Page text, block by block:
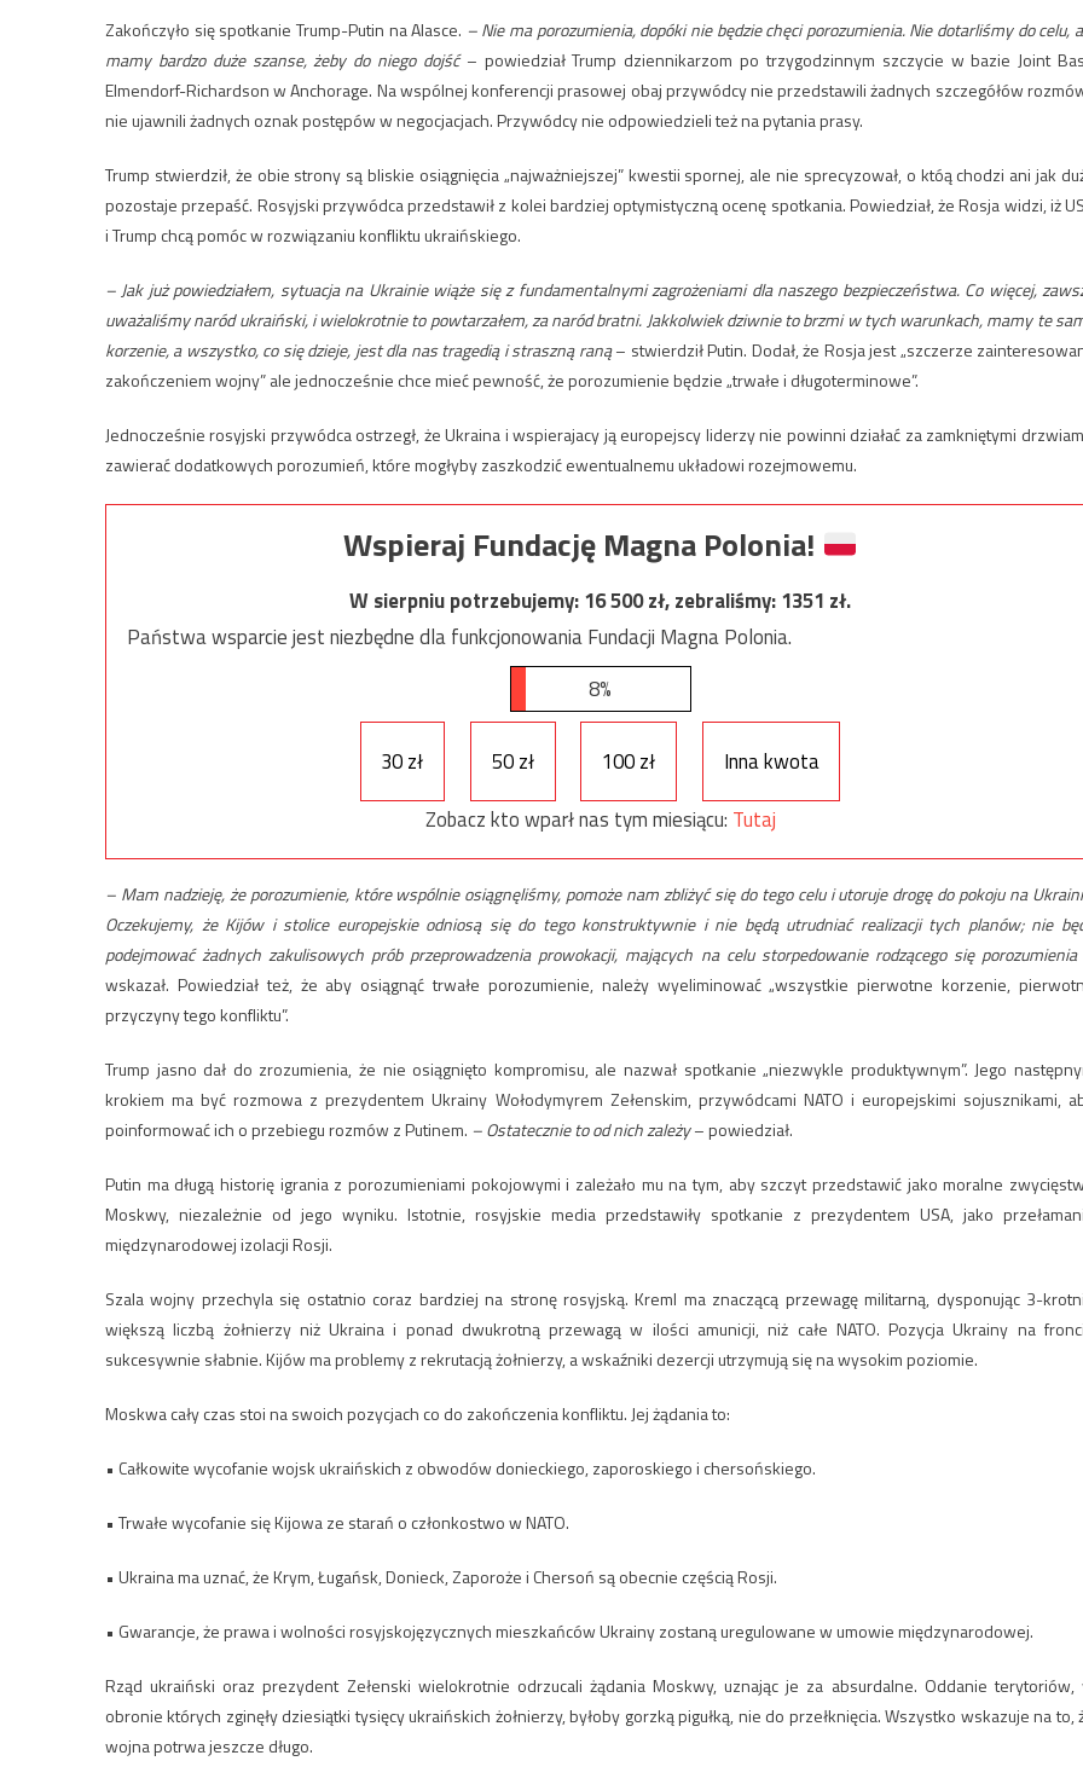
Zakończyło się spotkanie Trump-Putin na Alasce. – Nie ma porozumienia, dopóki nie będzie chęci porozumienia. Nie dotarliśmy do celu,
mamy bardzo duże szanse, żeby do niego dojść– powiedział Trump dziennikarzom po trzygodzinnym szczycie w bazie Joint
Elmendorf-Richardson w Anchorage. Na wspólnej konferencji prasowej obaj przywódcy nie przedstawili żadnych szczegółów
nie ujawnili żadnych oznak postępów w negocjacjach. Przywódcy nie odpowiedzieli też na pytania prasy.
Trump stwierdził, że obie strony są bliskie osiągnięcia „najważniejszej” kwestii spornej, ale nie sprecyzował, o któą chodzi ani jak
pozostaje przepaść. Rosyjski przywódca przedstawił z kolei bardziej optymistyczną ocenę spotkania. Powiedział, że Rosja widzi, iż
i Trump chcą pomóc w rozwiązaniu konfliktu ukraińskiego.
– Jak już powiedziałem, sytuacja na Ukrainie wiąże się z fundamentalnymi zagrożeniami dla naszego bezpieczeństwa. Co więcej,
uważaliśmy naród ukraiński, i wielokrotnie to powtarzałem, za naród bratni. Jakkolwiek dziwnie to brzmi w tych warunkach, mamy te
korzenie, a wszystko, co się dzieje, jest dla nas tragedią i straszną raną– stwierdził Putin. Dodał, że Rosja jest „szczerze
zakończeniem wojny” ale jednocześnie chce mieć pewność, że porozumienie będzie „trwałe i długoterminowe”.
Jednocześnie rosyjski przywódca ostrzegł, że Ukraina i wspierajacy ją europejscy liderzy nie powinni działać za zamkniętymi
zawierać dodatkowych porozumień, które mogłyby zaszkodzić ewentualnemu układowi rozejmowemu.
Wspieraj Fundację Magna Polonia!
W sierpniu potrzebujemy:16 500zł, zebraliśmy:1351 zł.
Państwa wsparcie jest niezbędne dla funkcjonowania Fundacji Magna Polonia.
8%
30 zł 50 zł 100 zł
Inna kwota
Zobacz kto wparł nas tym miesiącu: Tutaj
– Mam nadzieję, że porozumienie, które wspólnie osiągnęliśmy, pomoże nam zbliżyć się do tego celu i utoruje drogę do pokoju na
Oczekujemy, że Kijów i stolice europejskie odniosą się do tego konstruktywnie i nie będą utrudniać realizacji tych planów; nie
podejmować żadnych zakulisowych prób przeprowadzenia prowokacji, mających na celu storpedowanie rodzącego się porozumienia
wskazał. Powiedział też, że aby osiągnąć trwałe porozumienie, należy wyeliminować „wszystkie pierwotne korzenie,
przyczyny tego konfliktu”.
Trump jasno dał do zrozumienia, że nie osiągnięto kompromisu, ale nazwał spotkanie „niezwykle produktywnym”. Jego
krokiem ma być rozmowa z prezydentem Ukrainy Wołodymyrem Zełenskim, przywódcami NATO i europejskimi sojusznikami,
poinformować ich o przebiegu rozmów z Putinem. – Ostatecznie to od nich zależy– powiedział.
Putin ma długą historię igrania z porozumieniami pokojowymi i zależało mu na tym, aby szczyt przedstawić jako moralne
Moskwy, niezależnie od jego wyniku. Istotnie, rosyjskie media przedstawiły spotkanie z prezydentem USA, jako
międzynarodowej izolacji Rosji.
Szala wojny przechyla się ostatnio coraz bardziej na stronę rosyjską. Kreml ma znaczącą przewagę militarną, dysponując 3-
większą liczbą żołnierzy niż Ukraina i ponad dwukrotną przewagą w ilości amunicji, niż całe NATO. Pozycja Ukrainy na
sukcesywnie słabnie. Kijów ma problemy z rekrutacją żołnierzy, a wskaźniki dezercji utrzymują się na wysokim poziomie.
Moskwa cały czas stoi na swoich pozycjach co do zakończenia konfliktu. Jej żądania to:
• Całkowite wycofanie wojsk ukraińskich z obwodów donieckiego, zaporoskiego i chersońskiego.
• Trwałe wycofanie się Kijowa ze starań o członkostwo w NATO.
• Ukraina ma uznać, że Krym, Ługańsk, Donieck, Zaporoże i Chersoń są obecnie częścią Rosji.
• Gwarancje, że prawa i wolności rosyjskojęzycznych mieszkańców Ukrainy zostaną uregulowane w umowie międzynarodowej.
Rząd ukraiński oraz prezydent Zełenski wielokrotnie odrzucali żądania Moskwy, uznając je za absurdalne. Oddanie terytoriów,
obronie których zginęły dziesiątki tysięcy ukraińskich żołnierzy, byłoby gorzką pigułką, nie do przełknięcia. Wszystko wskazuje na to,
wojna potrwa jeszcze długo.